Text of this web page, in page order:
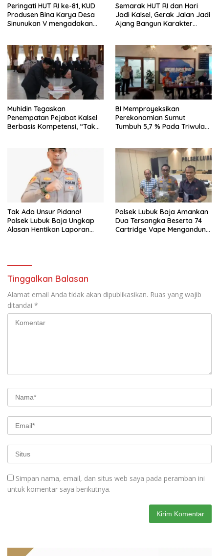
Peringati HUT RI ke-81, KUD
Produsen Bina Karya Desa
Sinunukan V mengadakan
Semarak HUT RI dan Hari
Jadi Kalsel, Gerak Jalan Jadi
Ajang Bangun Karakter
Muhidin Tegaskan
Penempatan Pejabat Kalsel
Berbasis Kompetensi, “Tak
BI Memproyeksikan
Perekonomian Sumut
Tumbuh 5,7 % Pada Triwulan
Tak Ada Unsur Pidana!
Polsek Lubuk Baja Ungkap
Alasan Hentikan Laporan
Polsek Lubuk Baja Amankan
Dua Tersangka Beserta 74
Cartridge Vape Mengandung
Tinggalkan Balasan
Alamat email Anda tidak akan dipublikasikan. Ruas yang wajib
ditandai *
Simpan nama, email, dan situs web saya pada peramban ini
untuk komentar saya berikutnya.